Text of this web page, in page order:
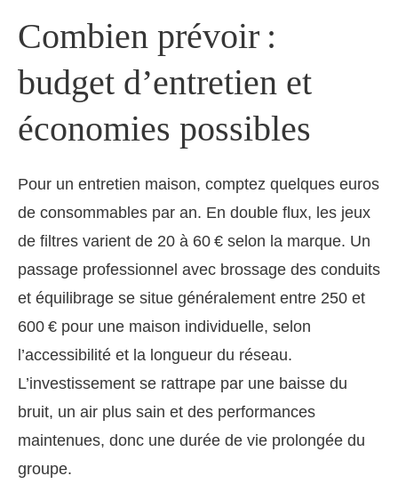
Combien prévoir :
budget d’entretien et
économies possibles
Pour un entretien maison, comptez quelques euros
de consommables par an. En double flux, les jeux
de filtres varient de 20 à 60 € selon la marque. Un
passage professionnel avec brossage des conduits
et équilibrage se situe généralement entre 250 et
600 € pour une maison individuelle, selon
l’accessibilité et la longueur du réseau.
L’investissement se rattrape par une baisse du
bruit, un air plus sain et des performances
maintenues, donc une durée de vie prolongée du
groupe.